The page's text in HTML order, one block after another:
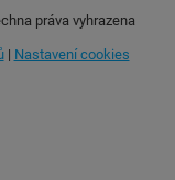
práva vyhrazena
| Nastavení cookies